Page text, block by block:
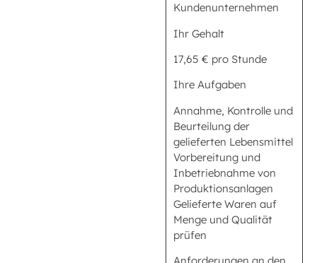
Kundenunternehmen
Ihr Gehalt
17,65 € pro Stunde
Ihre Aufgaben
Annahme, Kontrolle und
Beurteilung der
gelieferten Lebensmittel
Vorbereitung und
Inbetriebnahme von
Produktionsanlagen
Gelieferte Waren auf
Menge und Qualität
prüfen